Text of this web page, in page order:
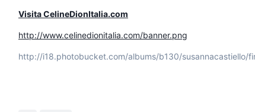
Visita CelineDionItalia.com
http://www.celinedionitalia.com/banner.png
http://i18.photobucket.com/albums/b130/susannacastiello/